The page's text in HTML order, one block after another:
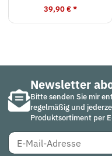
39,90 €*
Newsletter
Bitte senden Sie mir
regelmäßig und
Produktsortiment per